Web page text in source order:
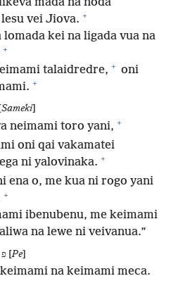
vei Jiova. +
lomada kei na ligada vua na
+
talaidredre, + oni
+
Sameki]
neimami toro yani, +
oni qai vakamatei
ni yalovinaka. +
ena o, me kua ni rogo yani
+
ibenubenu, me keimami
na lewe ni veivanua.”
פ [Pe]
na keimami meca.